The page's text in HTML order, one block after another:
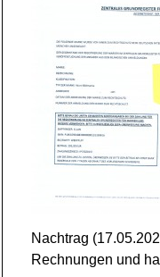
Nachtrag
Rechnungen und